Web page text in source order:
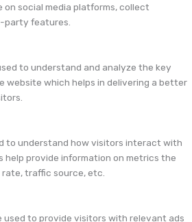
social media platforms, collect
party features.
to understand and analyze the key
website which helps in delivering a better
to understand how visitors interact with
help provide information on metrics the
traffic source, etc.
used to provide visitors with relevant ads